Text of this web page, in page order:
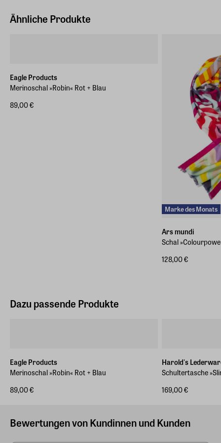
sonst einlaufen oder verfilzen kann.
Deutschland (EU)
Ähnliche Produkte
Eagle Products
Merinoschal »Robin« Rot + Blau
89,00 €
Marke des Monats
Ars mundi
Schal
128,00 €
Dazu passende Produkte
Eagle Products
Merinoschal »Robin« Rot + Blau
89,00 €
Harold's
Schultertasche
169,00 €
Bewertungen von Kundinnen und Kunden